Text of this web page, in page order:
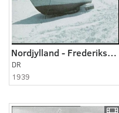
Nordjylland - Frederikshavn 1939
DR
1939